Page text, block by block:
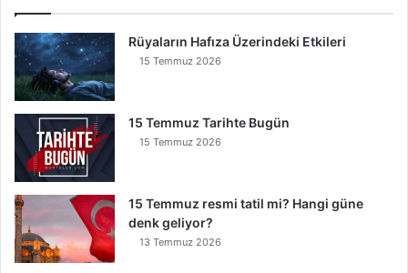
Y
e
r
e
n
s
B
u
n
u
Rüyaların Hafıza Üzerindeki Etkileri
15 Temmuz 2026
15 Temmuz Tarihte Bugün
15 Temmuz 2026
15 Temmuz resmi tatil mi? Hangi güne
denk geliyor?
13 Temmuz 2026